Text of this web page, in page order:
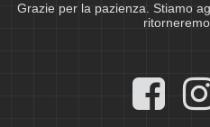
Grazie per la pazienza. Stiamo